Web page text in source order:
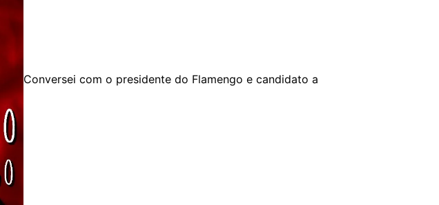
Conversei com o presidente do Flamengo e candidato a